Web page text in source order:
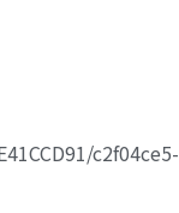
c2f04ce5-